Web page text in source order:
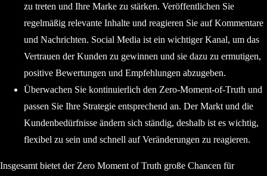
zu treten und Ihre Marke zu stärken. Veröffentlichen Sie
regelmäßig relevante Inhalte und reagieren Sie auf Kommentare
und Nachrichten. Social Media ist ein wichtiger Kanal, um das
Vertrauen der Kunden zu gewinnen und sie dazu zu ermutigen,
positive Bewertungen und Empfehlungen abzugeben.
Überwachen Sie kontinuierlich den Zero-Moment-of-Truth und
passen Sie Ihre Strategie entsprechend an. Der Markt und die
Kundenbedürfnisse ändern sich ständig, deshalb ist es wichtig,
flexibel zu sein und schnell auf Veränderungen zu reagieren.
Insgesamt bietet der Zero Moment of Truth große Chancen für